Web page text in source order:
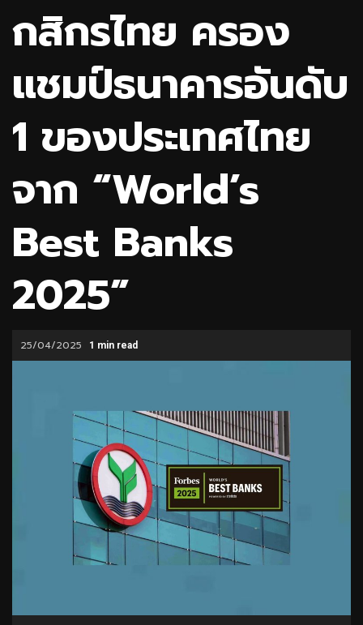
กสิกรไทย ครอง
แชมป์ธนาคารอันดับ
1 ของประเทศไทย
จาก “World’s
Best Banks
2025”
25/04/2025 1 min read